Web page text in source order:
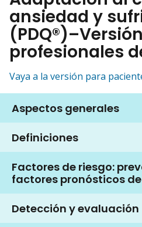
ansiedad y
profesionales
Vaya a la versión para
Aspectos generales
Definiciones
Factores de riesgo:
factores pronósticos
Detección y evaluación